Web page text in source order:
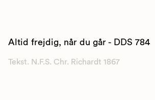
Altid frejdig, når du går - DDS 784
Tekst. N.F.S. Chr. Richardt 1867